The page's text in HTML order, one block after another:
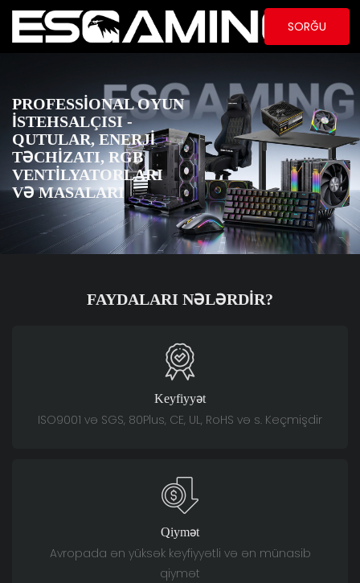
SORĞU
PROFESSIONAL OYUN
İSTEHSALÇISI -
QUTULAR, ENERJI
TƏCHIZATI, RGB
VENTILYATORLARI
VƏ MASALARI
FAYDALARI NƏLƏRDIR?
Keyfiyyət
ISO9001 və SGS, 80Plus, CE, UL, RoHS və s. Keçmişdir
Qiymət
Avropada ən yüksək keyfiyyətli və ən münasib
qiymət